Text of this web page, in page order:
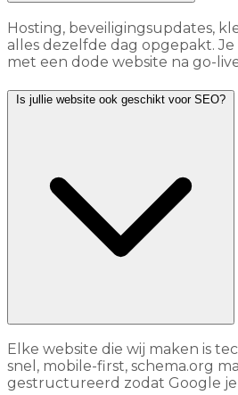
Hosting, beveiligingsupdates,
alles dezelfde dag opgepakt.
met een dode website na go-
Is jullie website ook geschikt voor SEO?
Elke website die wij maken is
snel, mobile-first, schema.org
gestructureerd zodat Google